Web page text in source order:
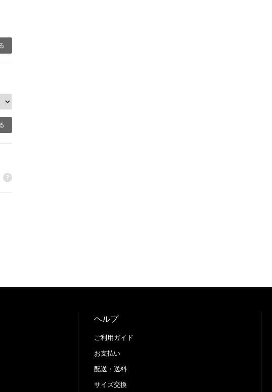
?
ヘルプ
ご利用ガイド
お支払い
配送・送料
サイズ交換